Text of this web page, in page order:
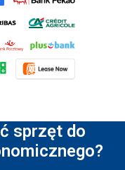
sprzęt do